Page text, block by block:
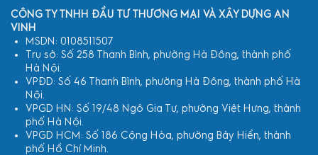
CÔNG TY TNHH ĐẦU TƯ THƯƠNG MẠI VÀ XÂY DỰNG AN
VINH
MSDN: 0108511507
Trụ sở: Số 258 Thanh Bình, phường Hà Đông, thành phố
Hà Nội.
VPĐD: Số 46 Thanh Bình, phường Hà Đông, thành phố Hà
Nội.
VPGD HN: Số 19/48 Ngô Gia Tự, phường Việt Hưng, thành
phố Hà Nội.
VPGD HCM: Số 186 Cộng Hòa, phường Bảy Hiền, thành
phố Hồ Chí Minh.